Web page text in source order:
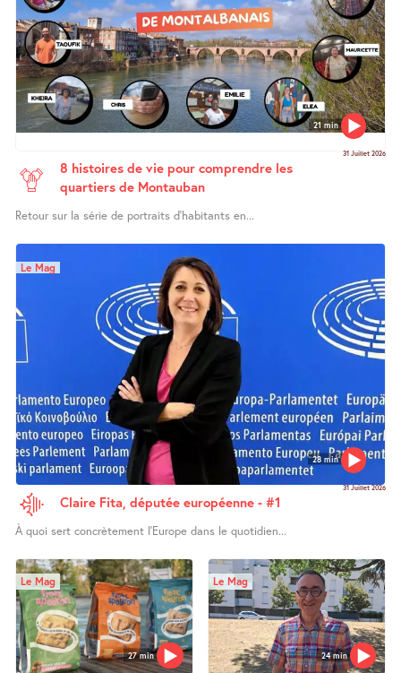
21 min
31 Juillet 2026
8 histoires de vie pour comprendre les
quartiers de Montauban
Retour sur la série de portraits d’habitants en...
28 min
Le Mag
31 Juillet 2026
Claire Fita, députée européenne - #1
À quoi sert concrètement l’Europe dans le quotidien...
27 min
Le Mag
24 min
Le Mag